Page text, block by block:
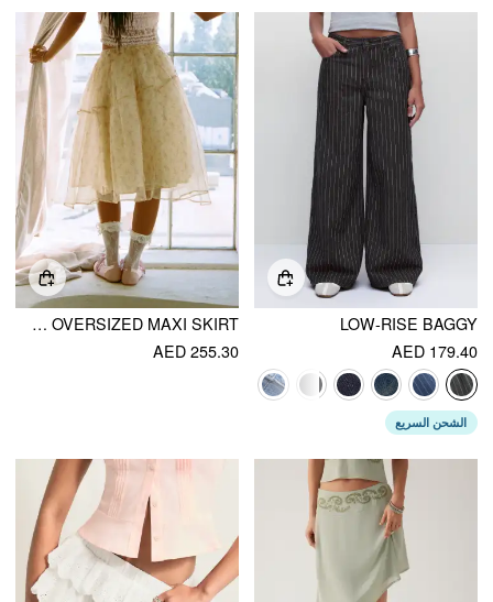
LOW-RISE BAGGY
AED 179.40
الشحن السريع
CHIFFON MID RISE DITSY FLORAL TIERED FLARED OVERSIZED MAXI SKIRT
AED 255.30